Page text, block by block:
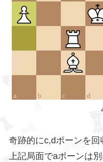
奇跡的にc,dポーンを回
上記局面でaポーンは